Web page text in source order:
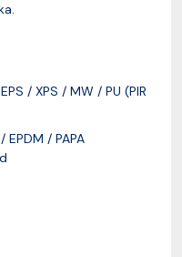
/ XPS / MW / PU (PIR
EPDM / PAPA